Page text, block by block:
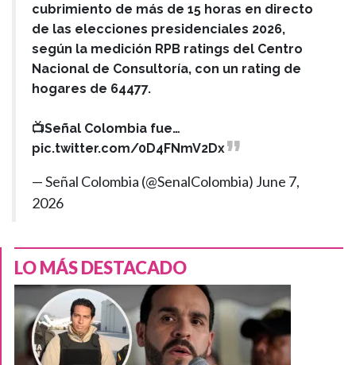
cubrimiento de más de 15 horas en directo
de las elecciones presidenciales 2026,
según la medición RPB ratings del Centro
Nacional de Consultoría, con un rating de
hogares de 64477.
📺Señal Colombia fue…
pic.twitter.com/0D4FNmV2Dx
— Señal Colombia (@SenalColombia) June 7,
2026
LO MÁS DESTACADO